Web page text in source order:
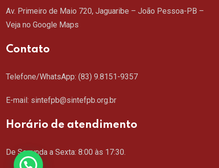
Av. Primeiro de Maio 720, Jaguaribe – João Pessoa-PB –
Veja no Google Maps
Contato
Telefone/WhatsApp: (83) 9.8151-9357
E-mail: sintefpb@sintefpb.org.br
Horário de atendimento
De Segunda a Sexta: 8:00 às 17:30.